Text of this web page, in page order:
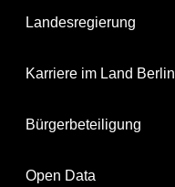
Landesregierung
Karriere im Land Berlin
Bürgerbeteiligung
Open Data